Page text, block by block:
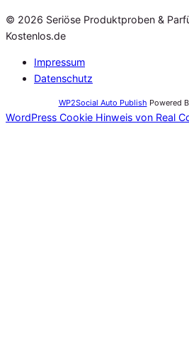
© 2026 Seriöse Produktproben &
Kostenlos.de
Impressum
Datenschutz
WP2Social Auto Publish Powered
WordPress Cookie Hinweis von Real